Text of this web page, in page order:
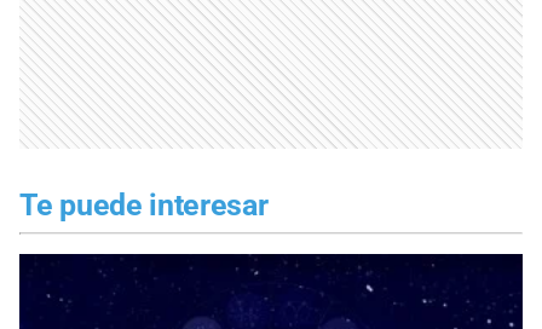
Te puede interesar